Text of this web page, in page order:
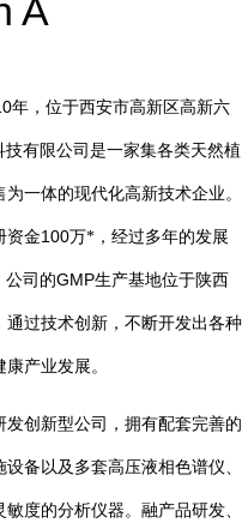
A
年，位于西安市高新区高新六
有限公司是一家集各类天然植
一体的现代化高新技术企业。
资金100万*，经过多年的发展
公司的GMP生产基地位于陕西
过技术创新，不断开发出各种
产业发展。
创新型公司，拥有配套完善的
备以及多套高压液相色谱仪、
度的分析仪器。融产品研发、